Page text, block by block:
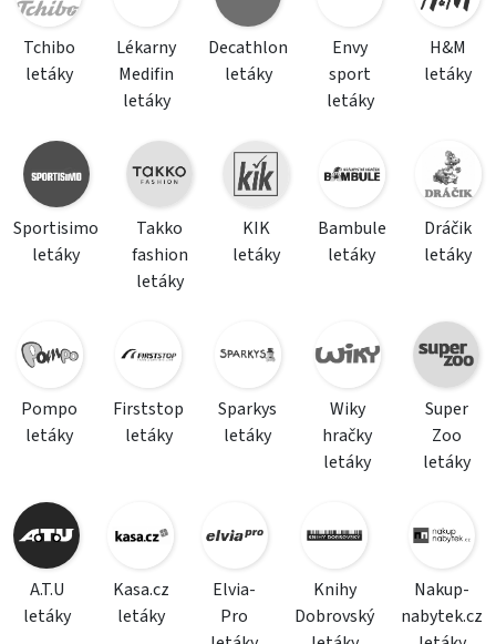
Tchibo
letáky
Lékarny
Medifin
letáky
Decathlon
letáky
Envy
sport
letáky
H&M
letáky
Sportisimo
letáky
Takko
fashion
letáky
KIK
letáky
Bambule
letáky
Dráčik
letáky
Pompo
letáky
Firststop
letáky
Sparkys
letáky
Wiky
hračky
letáky
Super
Zoo
letáky
A.T.U
letáky
Kasa.cz
letáky
Elvia-
Pro
Knihy
Dobrovský
Nakup-
nabytek.cz